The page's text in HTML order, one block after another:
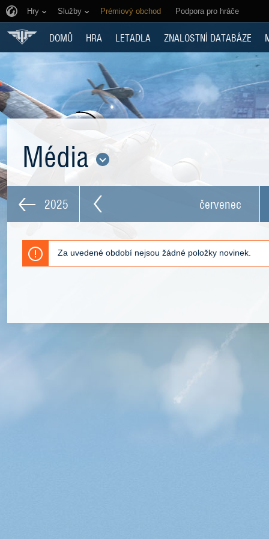
Hry Služby Prémiový obchod Podpora pro hráče
DOMŮ HRA LETADLA ZNALOSTNÍ DATABÁZE
Média
2025 červenec
Za uvedené období nejsou žádné položky novinek.